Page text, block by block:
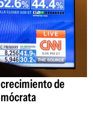
de